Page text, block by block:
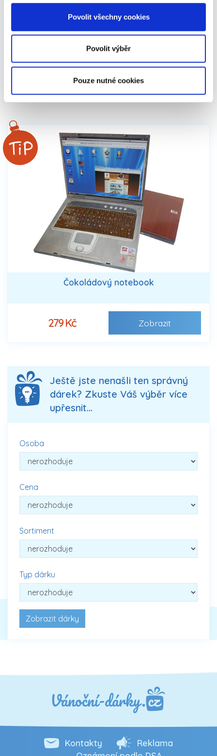
Povolit všechny cookies
Povolit výběr
Pouze nutné cookies
Zacapa Solera 0,7L 40%
1 199 Kč Zobrazit
Čokoládový notebook
279 Kč Zobrazit
Ještě jste nenašli ten správný
dárek? Zkuste Váš výběr více
upřesnit...
Osoba
Cena
Sortiment
Typ dárku
Kontakty
Reklama